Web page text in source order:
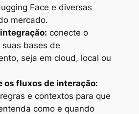
Face e diversas
mercado.
conecte o
suas bases de
seja em cloud, local ou
os fluxos de interação:
e contextos para que
como e quando